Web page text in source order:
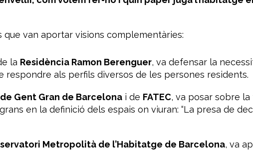
van aportar visions complementàries:
la Residència Ramon Berenguer, va defensar la
respondre als perfils diversos de les persones residents.
Gent Gran de Barcelonai de FATEC, va posar sobre
en la definició dels espais on viuran: “La presa de
Metropolità de l’Habitatge de Barcelona, va